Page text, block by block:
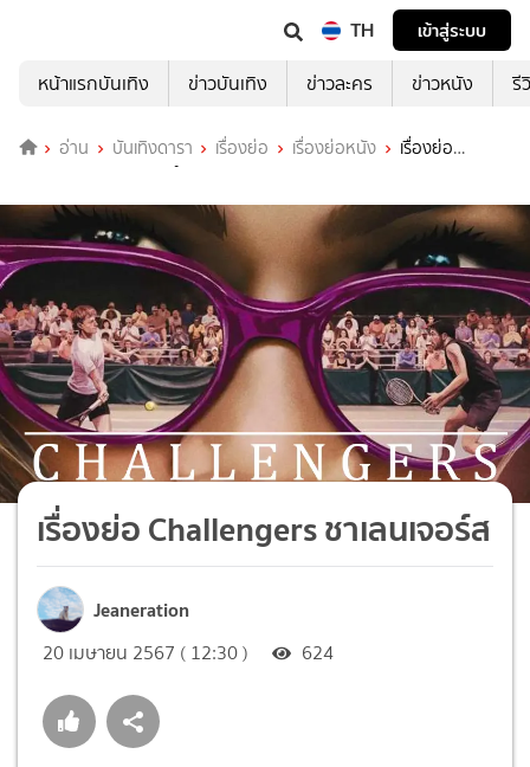
TH
เข้าสู่ระบบ
หน้าแรกบันเทิง
ข่าวบันเทิง ข่าวละคร ข่าวหนัง รี
อ่าน บันเทิงดารา เรื่องย่อ เรื่องย่อหนัง
เรื่องย่อ
Challengers ชาเลนเจอร์ส
เรื่องย่อ Challengers ชาเลนเจอร์ส
Jeaneration
20 เมษายน 2567 ( 12:30 ) 624